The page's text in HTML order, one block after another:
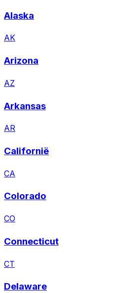
Alaska
AK
Arizona
AZ
Arkansas
AR
Californië
CA
Colorado
CO
Connecticut
CT
Delaware